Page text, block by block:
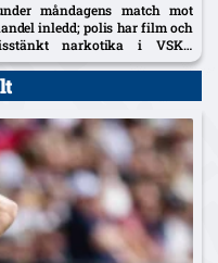
måndagens match mot
inledd; polis har film och
narkotika i VSK:s